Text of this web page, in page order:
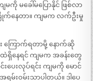
မခေါ်မပြောနိုင် ဖြစ်လာ
နေတာ။ ကျမက လက်ဦးမှု
ကြောက်ရတာမို့ နောက်ဆို
နေရင် ကျမက အခန်းတွေ
းပေးလုပ်ရင်း ကျမကို မောင်
မ်းဝမ်းသာပါတယ်။ ဒါပေ